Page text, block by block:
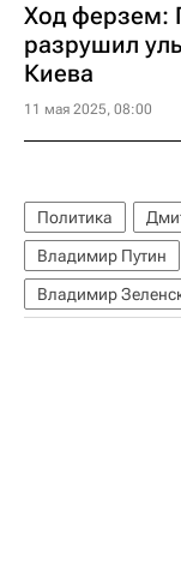
Ход ферзем:
разрушил
Киева
11 мая 2025, 08:00
Политика
Владимир Путин
Владимир